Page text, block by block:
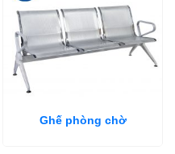
Ghế phòng chờ